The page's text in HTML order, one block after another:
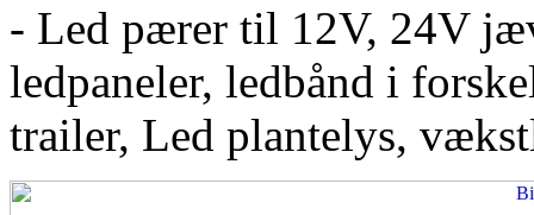
- Led pærer til 12V, 24V
ledpaneler, ledbånd i
trailer, Led plantelys,